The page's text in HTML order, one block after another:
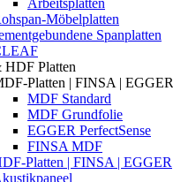
Arbeitsplatten
Möbelplatten
Spanplatten
Platten
Platten | FINSA | EGGER
MDF Standard
MDF Grundfolie
EGGER PerfectSense
FINSA MDF
Platten | FINSA | EGGER